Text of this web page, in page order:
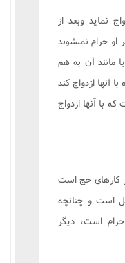
نمايد وبعد از
او حرام نمىشوند
مانند آن به هم
آنها ازدواج کند
با آنها ازدواج
کارهاى حج است
است و چنانچه
است، ديگر